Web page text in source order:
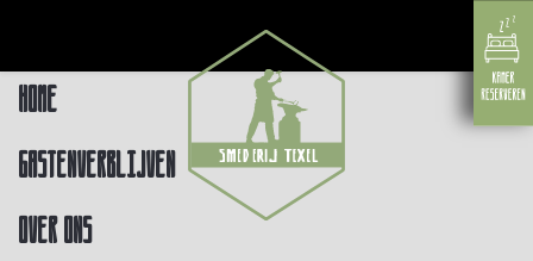
Home
Gastenverblijven
Over ons